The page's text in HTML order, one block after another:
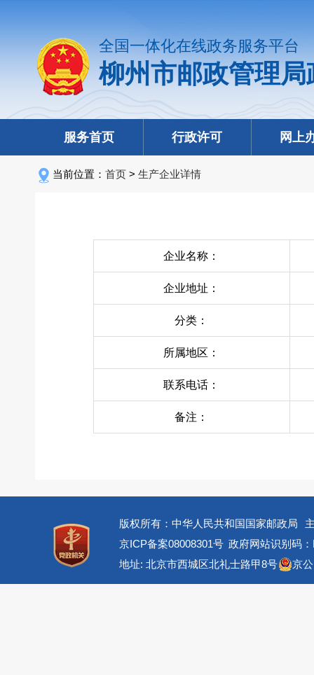
全国一体化在线政务服务平台
柳州市邮政管理
服务首页 行政许可 网上
当前位置： 首页 > 生产企业详情
企业名称：
企业地址：
分类：
所属地区：
联系电话：
备注：
版权所有：中华人民共和国国家邮政局
京ICP备案08008301号 政府网站识别码
地址: 北京市西城区北礼士路甲8号
京